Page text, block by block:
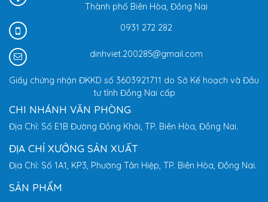
Thành phố Biên Hòa, Đồng Nai
0931 272 282
dinhviet.200285@gmail.com
Giấy chứng nhận ĐKKD số 3603921711 do Sở Kế hoạch và Đầu
tư tỉnh Đồng Nai cấp
CHI NHÁNH VĂN PHÒNG
Địa Chỉ: Số E1B Đường Đồng Khởi, TP. Biên Hòa, Đồng Nai.
ĐỊA CHỈ XƯỞNG SẢN XUẤT
Địa Chỉ: Số 1A1, KP3, Phường Tân Hiệp, TP. Biên Hòa, Đồng Nai.
SẢN PHẨM